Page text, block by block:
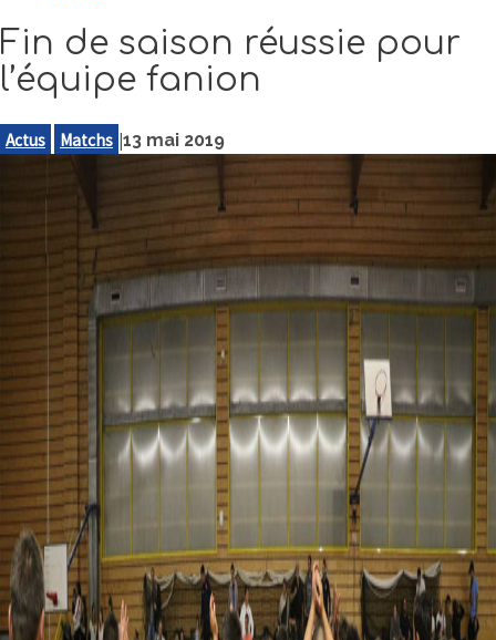
Fin de saison réussie pour
l’équipe fanion
Actus Matchs 13 mai 2019